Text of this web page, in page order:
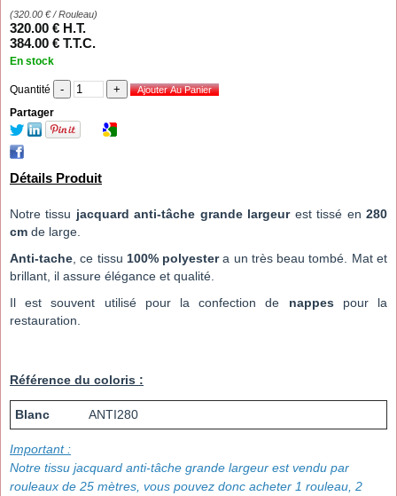
(320.00 €/ Rouleau)
320.00 € H.T.
384.00 € T.T.C.
En stock
Quantité
Partager
Détails Produit
Notre tissu jacquard anti-tâche grande largeurest tissé en280
cm de large.
Anti-tache , ce tissu 100% polyestera un très beau tombé. Mat et
brillant, il assure élégance et qualité.
Il est souvent utilisé pour la confection de nappespour la
restauration.
Référence du coloris :
Blanc ANTI280
Important :
Notre tissu jacquard anti-tâche grande largeur est vendu par
rouleaux de 25 mètres, vous pouvez donc acheter 1 rouleau, 2